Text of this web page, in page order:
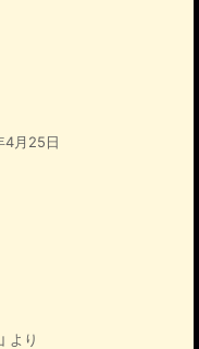
4月25日
より